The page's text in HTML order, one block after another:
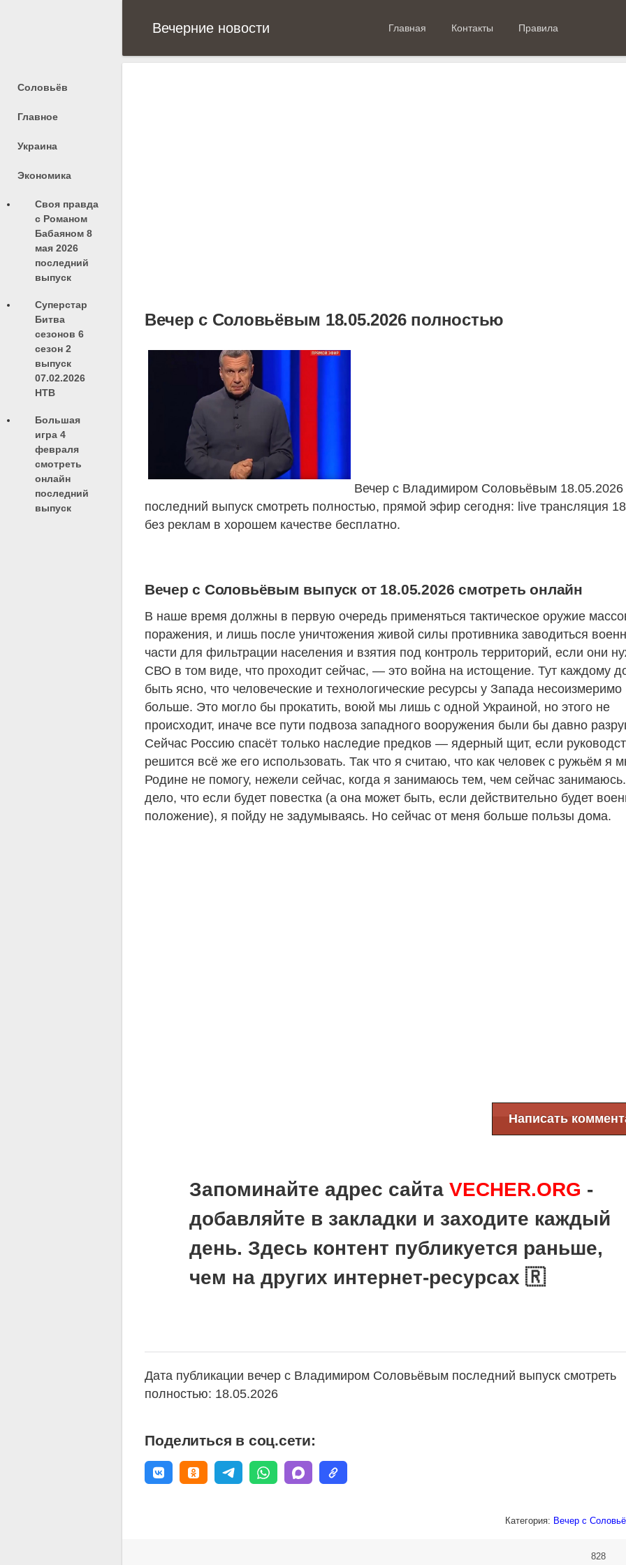
Вечерние новости Главная Контакты Правила
Соловьёв
Главное
Украина
Экономика
Своя правда
с Романом
Бабаяном 8
мая 2026
последний
выпуск
Суперстар
Битва
сезонов 6
сезон 2
выпуск
07.02.2026
НТВ
Большая
игра 4
февраля
смотреть
онлайн
последний
выпуск
Вечер с Соловьёвым 18.05.2026 полностью
Вечер с Владимиром Соловьёвым 18.05.2026
последний выпуск смотреть полностью, прямой эфир сегодня: live трансляция
без реклам в хорошем качестве бесплатно.
Вечер с Соловьёвым выпуск от 18.05.2026 смотреть онлайн
В наше время должны в первую очередь применяться тактическое оружие
поражения, и лишь после уничтожения живой силы противника заводиться
части для фильтрации населения и взятия под контроль территорий, если они
СВО в том виде, что проходит сейчас, — это война на истощение. Тут каждому
быть ясно, что человеческие и технологические ресурсы у Запада несоизмеримо
больше. Это могло бы прокатить, воюй мы лишь с одной Украиной, но этого не
происходит, иначе все пути подвоза западного вооружения были бы давно
Сейчас Россию спасёт только наследие предков — ядерный щит, если
решится всё же его использовать. Так что я считаю, что как человек с ружьём я
Родине не помогу, нежели сейчас, когда я занимаюсь тем, чем сейчас
дело, что если будет повестка (а она может быть, если действительно будет
положение), я пойду не задумываясь. Но сейчас от меня больше пользы дома.
Написать
Запоминайте адрес сайтаVECHER.ORG -
добавляйте в закладки и заходите каждый
день. Здесь контент публикуется раньше,
чем на других интернет-ресурсах 🇷
Дата публикации вечер с Владимиром Соловьёвым последний выпуск смотреть
полностью: 18.05.2026
Поделиться в соц.сети:
Категория: Вечер с
828